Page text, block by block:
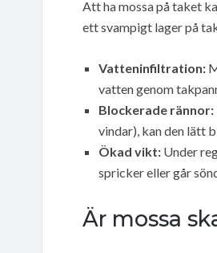
Att ha mossa på taket
ett svampigt lager på
Vatteninfiltration:
vatten genom
Blockerade rännor:
vindar), kan den lätt
Ökad vikt: Under
spricker eller går
Är mossa